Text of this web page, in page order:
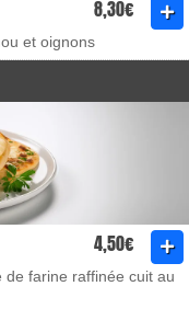
8,30€
et oignons
4,50€
de farine raffinée cuit au